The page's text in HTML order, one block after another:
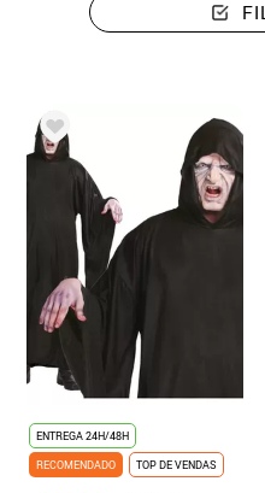
ENTREGA 24H/48H
RECOMENDADO
TOP DE VENDAS